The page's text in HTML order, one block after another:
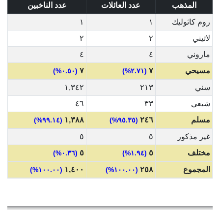
المذهب
عدد العائلات
عدد الناخبين
روم كاثوليك
١
١
لاتيني
٢
٢
ماروني
٤
٤
مسيحي
٧ (٢.٧١%) ٧ (٠.٥٠%)
سني ٢١٣
١,٣٤٢
شيعي
٣٣
٤٦
مسلم
٢٤٦ (٩٥.٣٥%) ١,٣٨٨ (٩٩.١٤%)
غير مذكور ٥
٥
مختلف
٥ (١.٩٤%) ٥ (٠.٣٦%)
المجموع ٢٥٨ (١٠٠.٠٠%) ١,٤٠٠ (١٠٠.٠٠%)